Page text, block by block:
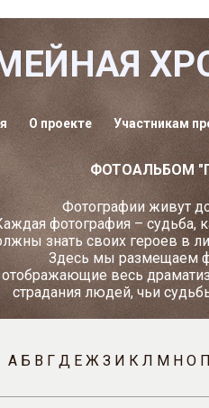
О проекте Участникам
ФОТОАЛЬБОМ
Фотографии живут
фотография – судьба,
знать своих героев в
Здесь мы размещаем
отображающие весь
страдания людей, чьи
А Б В Г Д Е Ж З И К Л М Н О П